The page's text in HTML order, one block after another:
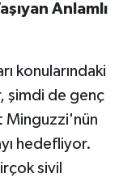
Anlamlı
konularındaki
şimdi de genç
hedefliyor.
sivil